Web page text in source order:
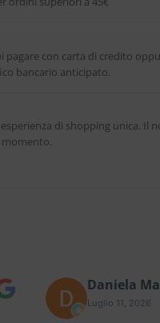
con carta di credito
bancario anticipato.
di shopping unica. Il
Daniela
Luglio 11, 2026